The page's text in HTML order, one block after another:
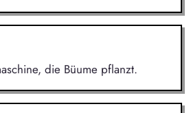
die Büume pflanzt.